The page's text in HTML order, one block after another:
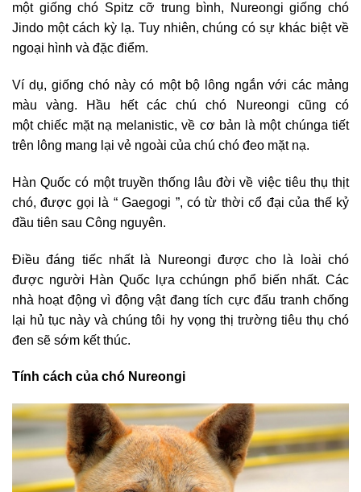
một giống chó Spitz cỡ trung bình, Nureongi giống chó
Jindo một cách kỳ lạ. Tuy nhiên, chúng có sự khác biệt về
ngoại hình và đặc điểm.
Ví dụ, giống chó này có một bộ lông ngắn với các mảng
màu vàng. Hầu hết các chú chó Nureongi cũng có
một chiếc mặt nạ melanistic, về cơ bản là một chúnga tiết
trên lông mang lại vẻ ngoài của chú chó đeo mặt nạ.
Hàn Quốc có một truyền thống lâu đời về việc tiêu thụ thịt
chó, được gọi là “ Gaegogi ”, có từ thời cổ đại của thế kỷ
đầu tiên sau Công nguyên.
Điều đáng tiếc nhất là Nureongi được cho là loài chó
được người Hàn Quốc lựa cchúngn phổ biến nhất. Các
nhà hoạt động vì động vật đang tích cực đấu tranh chống
lại hủ tục này và chúng tôi hy vọng thị trường tiêu thụ chó
đen sẽ sớm kết thúc.
Tính cách của chó Nureongi